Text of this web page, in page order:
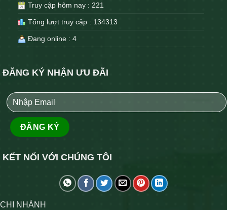
Truy cập hôm nay : 221
Tổng lượt truy cập : 134313
Đang online : 4
ĐĂNG KÝ NHẬN ƯU ĐÃI
KẾT NỐI VỚI CHÚNG TÔI
CHI NHÁNH